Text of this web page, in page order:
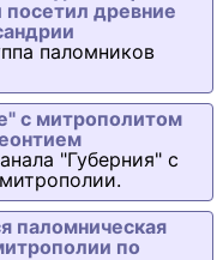
посетил древние
паломников
с митрополитом
"Губерния" с
паломническая
по